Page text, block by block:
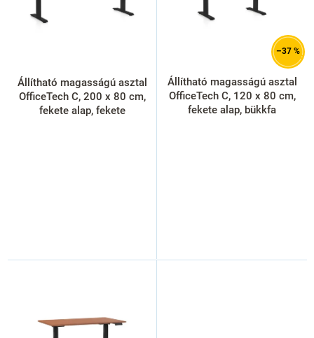
Állítható magasságú asztal
OfficeTech C, 200 x 80 cm,
fekete alap, fekete
–37 %
Állítható magasságú asztal
OfficeTech C, 120 x 80 cm,
fekete alap, bükkfa